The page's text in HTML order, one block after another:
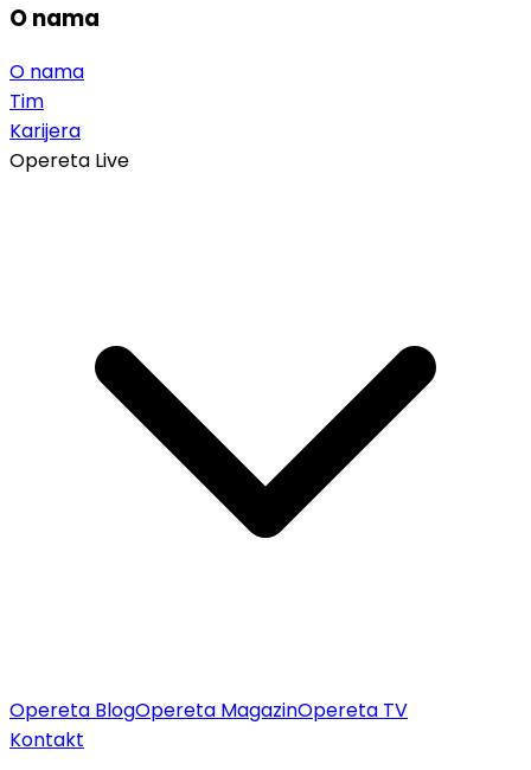
O nama
O nama
Tim
Karijera
Opereta Live
Opereta BlogOpereta MagazinOpereta TV
Kontakt